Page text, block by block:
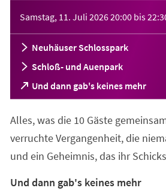
Samstag, 11. Juli 202620:00 bis
Neuhäuser Schlosspark
Schloß- und Auenpark
Und dann gab's keines mehr
(Öffnet
in
neuen
Alles, was die 10 Gäste
verruchte Vergangenheit, die
und ein Geheimnis, das ihr
Und dann gab's keines mehr